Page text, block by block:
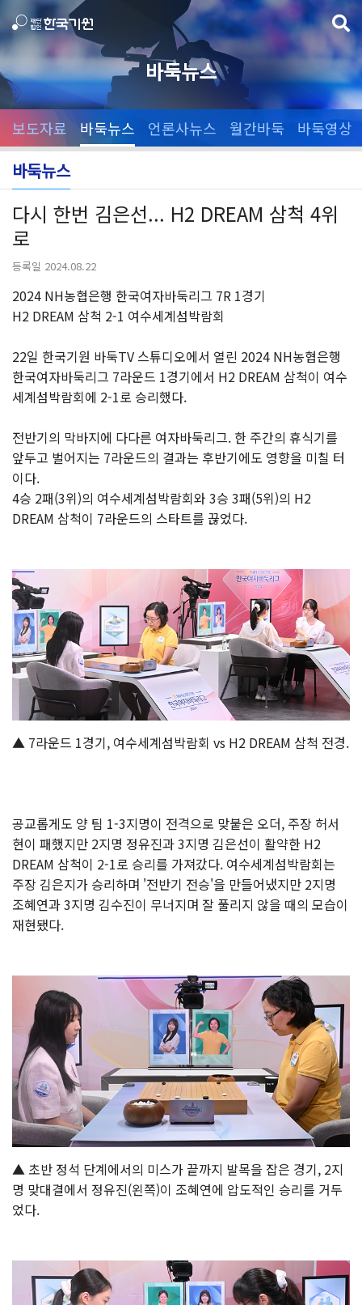
바둑뉴스
보도자료 바둑뉴스 언론사뉴스 월간바둑 바둑영상
바둑뉴스
다시 한번 김은선... H2 DREAM 삼척 4위
로
등록일 2024.08.22
2024 NH농협은행 한국여자바둑리그 7R 1경기
H2 DREAM 삼척 2-1 여수세계섬박람회
22일 한국기원 바둑TV 스튜디오에서 열린 2024 NH농협은행
한국여자바둑리그 7라운드 1경기에서 H2 DREAM 삼척이 여수
세계섬박람회에 2-1로 승리했다.
전반기의 막바지에 다다른 여자바둑리그. 한 주간의 휴식기를
앞두고 벌어지는 7라운드의 결과는 후반기에도 영향을 미칠 터
이다.
4승 2패(3위)의 여수세계섬박람회와 3승 3패(5위)의 H2
DREAM 삼척이 7라운드의 스타트를 끊었다.
▲ 7라운드 1경기, 여수세계섬박람회 vs H2 DREAM 삼척 전경.
공교롭게도 양 팀 1-3지명이 전격으로 맞붙은 오더, 주장 허서
현이 패했지만 2지명 정유진과 3지명 김은선이 활약한 H2
DREAM 삼척이 2-1로 승리를 가져갔다. 여수세계섬박람회는
주장 김은지가 승리하며 '전반기 전승'을 만들어냈지만 2지명
조혜연과 3지명 김수진이 무너지며 잘 풀리지 않을 때의 모습이
재현됐다.
▲ 초반 정석 단계에서의 미스가 끝까지 발목을 잡은 경기, 2지
명 맞대결에서 정유진(왼쪽)이 조혜연에 압도적인 승리를 거두
었다.